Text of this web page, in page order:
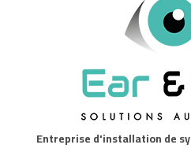
Entreprise d'installation de